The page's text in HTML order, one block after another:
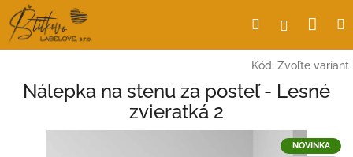
Prejsť
na
obsah
Hľadať
Kód: Zvoľte variant
Nálepka na stenu za posteľ - Lesné
zvieratká 2
NOVINKA